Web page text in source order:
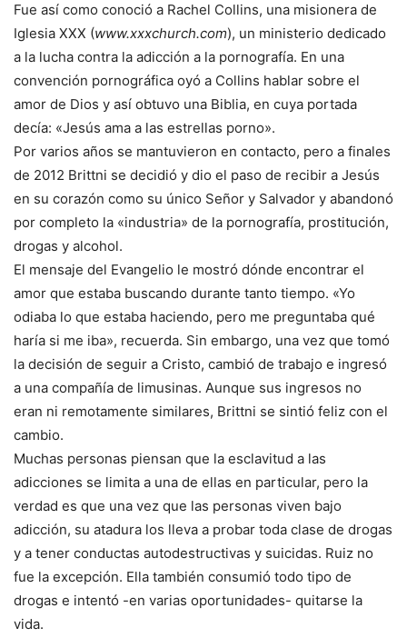
Fue así como conoció a Rachel Collins, una misionera de
Iglesia XXX (www.xxxchurch.com), un ministerio dedicado
a la lucha contra la adicción a la pornografía. En una
convención pornográfica oyó a Collins hablar sobre el
amor de Dios y así obtuvo una Biblia, en cuya portada
decía: «Jesús ama a las estrellas porno».
Por varios años se mantuvieron en contacto, pero a finales
de 2012 Brittni se decidió y dio el paso de recibir a Jesús
en su corazón como su único Señor y Salvador y abandonó
por completo la «industria» de la pornografía, prostitución,
drogas y alcohol.
El mensaje del Evangelio le mostró dónde encontrar el
amor que estaba buscando durante tanto tiempo. «Yo
odiaba lo que estaba haciendo, pero me preguntaba qué
haría si me iba», recuerda. Sin embargo, una vez que tomó
la decisión de seguir a Cristo, cambió de trabajo e ingresó
a una compañía de limusinas. Aunque sus ingresos no
eran ni remotamente similares, Brittni se sintió feliz con el
cambio.
Muchas personas piensan que la esclavitud a las
adicciones se limita a una de ellas en particular, pero la
verdad es que una vez que las personas viven bajo
adicción, su atadura los lleva a probar toda clase de drogas
y a tener conductas autodestructivas y suicidas. Ruiz no
fue la excepción. Ella también consumió todo tipo de
drogas e intentó -en varias oportunidades- quitarse la
vida.